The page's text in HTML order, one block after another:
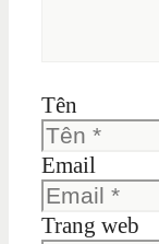
Tên
Email
Trang web